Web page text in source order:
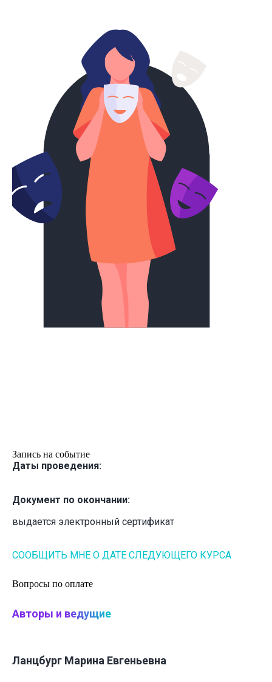
Запись на событие
Даты проведения:
Документ по окончании:
выдается электронный сертификат
СООБЩИТЬ МНЕ О ДАТЕ СЛЕДУЮЩЕГО КУРСА
Вопросы по оплате
Авторы и ведущие
Ланцбург Марина Евгеньевна